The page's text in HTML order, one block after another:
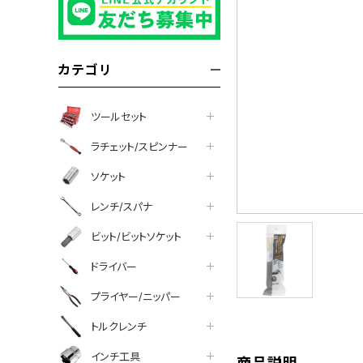
カテゴリ
ツールセット
ラチェット/スピンナー
ソケット
レンチ/スパナ
ビット/ビットソケット
ドライバー
プライヤー/ニッパー
トルクレンチ
インチ工具
facebook
line